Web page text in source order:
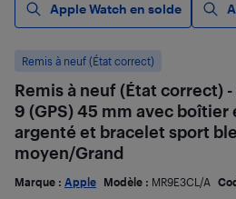
Apple Watch en solde
Remis à neuf (État correct)
Remis à neuf (État correct)
9 (GPS) 45 mm avec boîtier
argenté et bracelet sport
moyen/Grand
Marque : Apple Modèle : MR9E3CL/A